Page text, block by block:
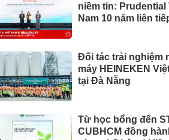
niềm tin: Prudential
Nam 10 năm liên
tín năm 2026
Đối tác trải nghiệm
máy HEINEKEN
tại Đà Nẵng
Từ học bổng đến
CUBHCM đồng